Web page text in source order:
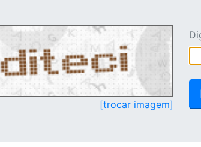
[trocar imagem]